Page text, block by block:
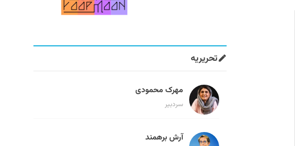
تحریریه
مهرک محمودی
سردبیر
آرش برهمند